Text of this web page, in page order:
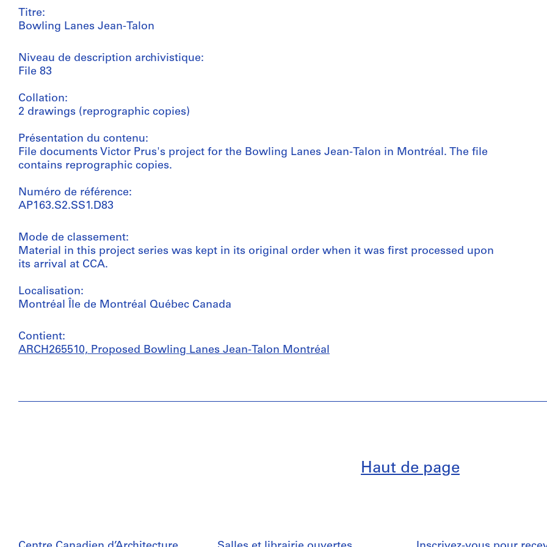
Titre:
Bowling Lanes Jean-Talon
Niveau de description archivistique:
File 83
Collation:
2 drawings (reprographic copies)
Présentation du contenu:
File documents Victor Prus's project for the Bowling Lanes Jean-Talon in Montréal. The file
contains reprographic copies.
Numéro de référence:
AP163.S2.SS1.D83
Mode de classement:
Material in this project series was kept in its original order when it was first processed upon
its arrival at CCA.
Localisation:
Montréal Île de Montréal Québec Canada
Contient:
ARCH265510, Proposed Bowling Lanes Jean-Talon Montréal
Haut de page